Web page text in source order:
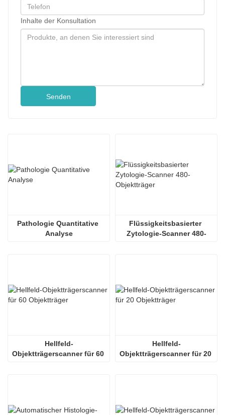
Inhalte der Konsultation
Senden
Pathologie Quantitative
Analyse
Flüssigkeitsbasierter
Zytologie-Scanner 480-
Hellfeld-
Objektträgerscanner für 60
Hellfeld-
Objektträgerscanner für 20